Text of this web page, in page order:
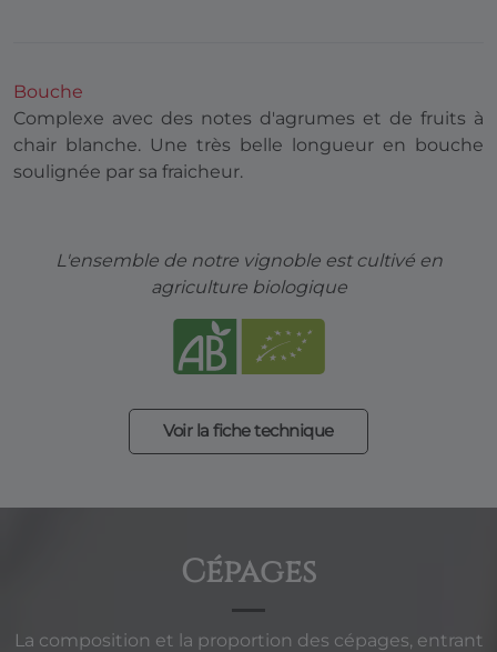
Bouche
Complexe avec des notes d'agrumes et de fruits à
chair blanche. Une très belle longueur en bouche
soulignée par sa fraicheur.
L'ensemble de notre vignoble est cultivé en
agriculture biologique
Voir la fiche technique
Cépages
La composition et la proportion des cépages, entrant